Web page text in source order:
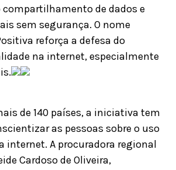
de dados e
sem segurança. O nome
reforça a defesa do
na internet, especialmente
de 140 países, a iniciativa tem
as pessoas sobre o uso
internet. A procuradora regional
Cardoso de Oliveira,